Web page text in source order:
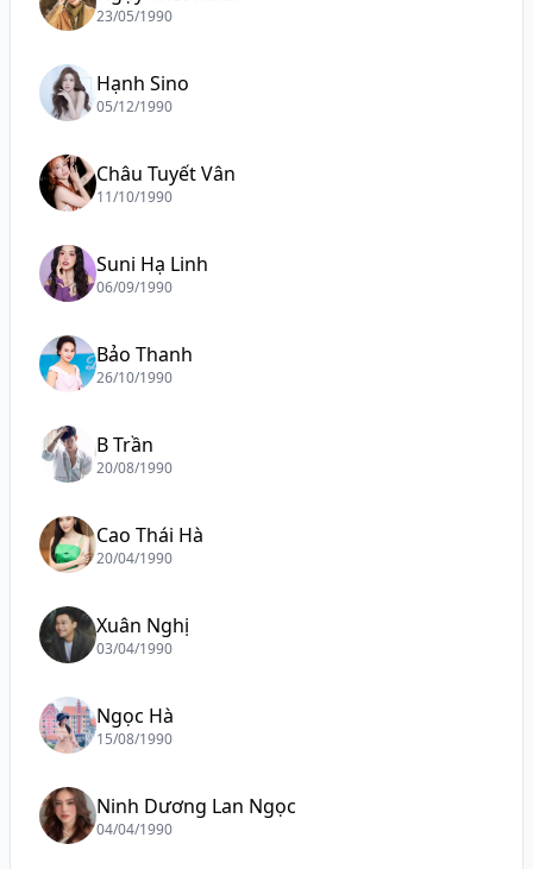
23/05/1990
Hạnh Sino
05/12/1990
Châu Tuyết Vân
11/10/1990
Suni Hạ Linh
06/09/1990
Bảo Thanh
26/10/1990
B Trần
20/08/1990
Cao Thái Hà
20/04/1990
Xuân Nghị
03/04/1990
Ngọc Hà
15/08/1990
Ninh Dương Lan Ngọc
04/04/1990